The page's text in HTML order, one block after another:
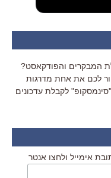
המבקרים והפודקאסט?
לכם את אחת מדרגות
לקבלת עדכונים
אימייל ולחצו אנטר